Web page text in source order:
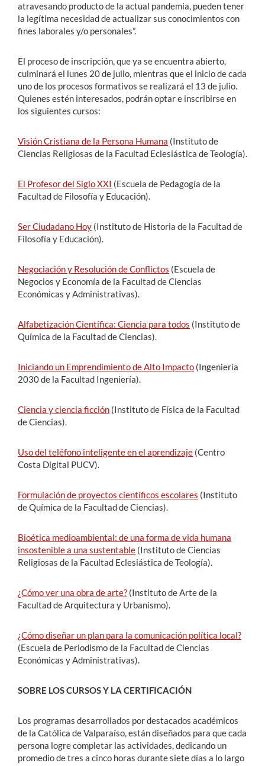
atravesando producto de la actual pandemia, pueden tener
la legítima necesidad de actualizar sus conocimientos con
fines laborales y/o personales”.
El proceso de inscripción, que ya se encuentra abierto,
culminará el lunes 20 de julio, mientras que el inicio de cada
uno de los procesos formativos se realizará el 13 de julio.
Quienes estén interesados, podrán optar e inscribirse en
los siguientes cursos:
Visión Cristiana de la Persona Humana (Instituto de
Ciencias Religiosas de la Facultad Eclesiástica de Teología).
El Profesor del Siglo XXI (Escuela de Pedagogía de la
Facultad de Filosofía y Educación).
Ser Ciudadano Hoy (Instituto de Historia de la Facultad de
Filosofía y Educación).
Negociación y Resolución de Conflictos (Escuela de
Negocios y Economía de la Facultad de Ciencias
Económicas y Administrativas).
Alfabetización Científica: Ciencia para todos (Instituto de
Química de la Facultad de Ciencias).
Iniciando un Emprendimiento de Alto Impacto (Ingeniería
2030 de la Facultad Ingeniería).
Ciencia y ciencia ficción (Instituto de Física de la Facultad
de Ciencias).
Uso del teléfono inteligente en el aprendizaje (Centro
Costa Digital PUCV).
Formulación de proyectos científicos escolares (Instituto
de Química de la Facultad de Ciencias).
Bioética medioambiental: de una forma de vida humana
insostenible a una sustentable (Instituto de Ciencias
Religiosas de la Facultad Eclesiástica de Teología).
¿Cómo ver una obra de arte? (Instituto de Arte de la
Facultad de Arquitectura y Urbanismo).
¿Cómo diseñar un plan para la comunicación política local?
(Escuela de Periodismo de la Facultad de Ciencias
Económicas y Administrativas).
SOBRE LOS CURSOS Y LA CERTIFICACIÓN
Los programas desarrollados por destacados académicos
de la Católica de Valparaíso, están diseñados para que cada
persona logre completar las actividades, dedicando un
promedio de tres a cinco horas durante siete días a lo largo